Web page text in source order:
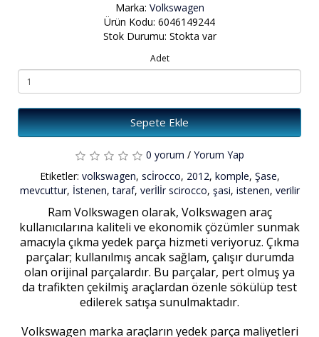
Marka: Volkswagen
Ürün Kodu: 6046149244
Stok Durumu: Stokta var
Adet
Sepete Ekle
0 yorum / Yorum Yap
Etiketler: volkswagen, scİrocco, 2012, komple, Şase,
mevcuttur, İstenen,taraf, verİlİr scirocco, şasi, istenen, verilir
Ram Volkswagen olarak, Volkswagen araç
kullanıcılarına kaliteli ve ekonomik çözümler sunmak
amacıyla çıkma yedek parça hizmeti veriyoruz. Çıkma
parçalar; kullanılmış ancak sağlam, çalışır durumda
olan orijinal parçalardır. Bu parçalar, pert olmuş ya
da trafikten çekilmiş araçlardan özenle sökülüp test
edilerek satışa sunulmaktadır.
Volkswagen marka araçların yedek parça maliyetleri